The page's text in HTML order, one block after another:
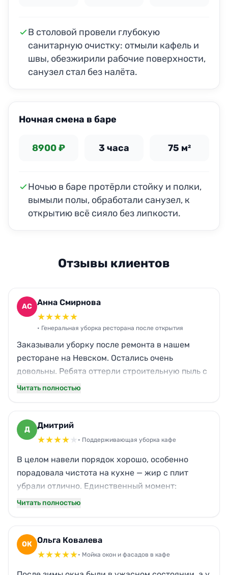
В столовой провели глубокую
санитарную очистку: отмыли кафель и
швы, обезжирили рабочие поверхности,
санузел стал без налёта.
Ночная смена в баре
8900 ₽ 3 часа 75 м²
Ночью в баре протёрли стойку и полки,
вымыли полы, обработали санузел, к
открытию всё сияло без липкости.
Отзывы клиентов
АС Анна Смирнова
★★★★★
• Генеральная уборка ресторана после открытия
Заказывали уборку после ремонта в нашем
ресторане на Невском. Остались очень
довольны. Ребята оттерли строительную пыль с
паркета, вымыли окна до скрипа, кухонный жир
работали аккуратно. Процветания вам!
Читать полностью
Д Дмитрий
★★★★★ • Поддерживающая уборка кафе
В целом навели порядок хорошо, особенно
порадовала чистота на кухне — жир с плит
убрали отлично. Единственный момент:
опоздали минут на двадцать и забыли
— отличный вариант. Планирую обращаться
еще.
Читать полностью
ОК Ольга Ковалева
★★★★★• Мойка окон и фасадов в кафе